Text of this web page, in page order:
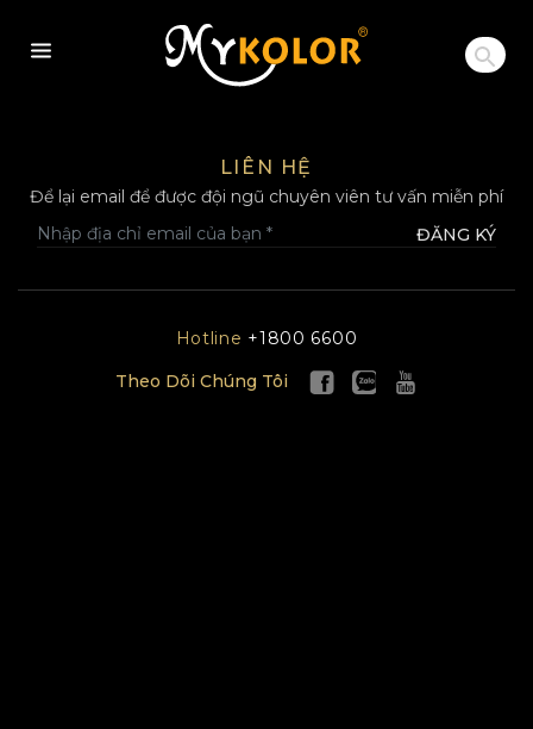
MYKOLOR
LIÊN HỆ
Để lại email để được đội ngũ chuyên viên tư vấn miễn phí
ĐĂNG KÝ
Hotline +1800 6600
Theo Dõi Chúng Tôi